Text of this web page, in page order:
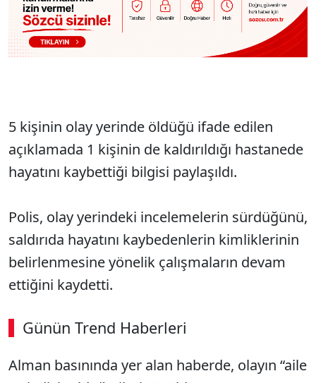
5 kişinin olay yerinde öldüğü ifade edilen
açıklamada 1 kişinin de kaldırıldığı hastanede
hayatını kaybettiği bilgisi paylaşıldı.
Polis, olay yerindeki incelemelerin sürdüğünü,
saldırıda hayatını kaybedenlerin kimliklerinin
belirlenmesine yönelik çalışmaların devam
ettiğini kaydetti.
Günün Trend Haberleri
SÖZCÜ SON DAKİKA
​​​​​​​Alman basınında yer alan haberde, olayın “aile